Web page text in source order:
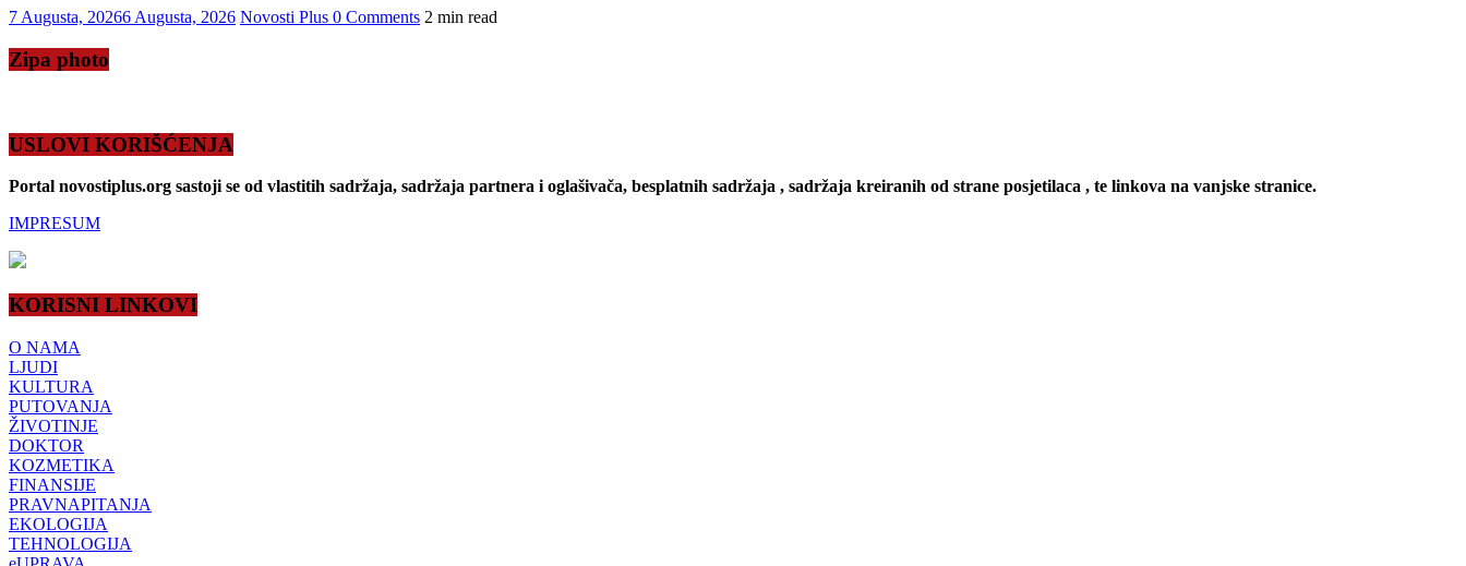
7 Augusta, 20266 Augusta, 2026 Novosti Plus 0 Comments 2 min read
Zipa photo
USLOVI KORIŠĆENJA
Portal novostiplus.org sastoji se od vlastitih sadržaja, sadržaja partnera i oglašivača, besplatnih sadržaja , sadržaja kreiranih od strane posjetilaca , te linkova na vanjske stranice.
IMPRESUM
KORISNI LINKOVI
O NAMA
LJUDI
KULTURA
PUTOVANJA
ŽIVOTINJE
DOKTOR
KOZMETIKA
FINANSIJE
PRAVNAPITANJA
EKOLOGIJA
TEHNOLOGIJA